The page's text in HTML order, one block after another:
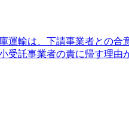
運輸は、下請事業者との合
受託事業者の責に帰す理由